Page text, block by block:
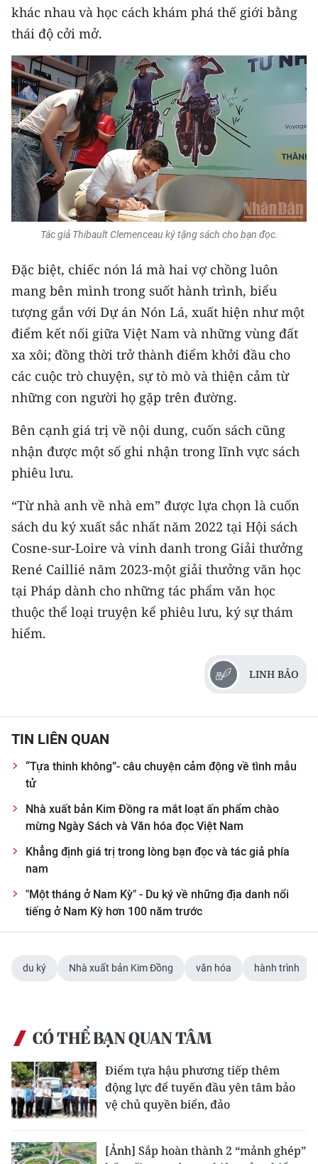
khác nhau và học cách khám phá thế giới bằng
thái độ cởi mở.
Tác giả Thibault Clemenceau ký tặng sách cho bạn đọc.
Đặc biệt, chiếc nón lá mà hai vợ chồng luôn
mang bên mình trong suốt hành trình, biểu
tượng gắn với Dự án Nón Lá, xuất hiện như một
điểm kết nối giữa Việt Nam và những vùng đất
xa xôi; đồng thời trở thành điểm khởi đầu cho
các cuộc trò chuyện, sự tò mò và thiện cảm từ
những con người họ gặp trên đường.
Bên cạnh giá trị về nội dung, cuốn sách cũng
nhận được một số ghi nhận trong lĩnh vực sách
phiêu lưu.
“Từ nhà anh về nhà em” được lựa chọn là cuốn
sách du ký xuất sắc nhất năm 2022 tại Hội sách
Cosne-sur-Loire và vinh danh trong Giải thưởng
René Caillié năm 2023-một giải thưởng văn học
tại Pháp dành cho những tác phẩm văn học
thuộc thể loại truyện kể phiêu lưu, ký sự thám
hiểm.
LINH BẢO
TIN LIÊN QUAN
“Tựa thinh không”- câu chuyện cảm động về tình mẫu
tử
Nhà xuất bản Kim Đồng ra mắt loạt ấn phẩm chào
mừng Ngày Sách và Văn hóa đọc Việt Nam
Khẳng định giá trị trong lòng bạn đọc và tác giả phía
nam
"Một tháng ở Nam Kỳ" - Du ký về những địa danh nổi
tiếng ở Nam Kỳ hơn 100 năm trước
du ký Nhà xuất bản Kim Đồng văn hóa hành trình
CÓ THỂ BẠN QUAN TÂM
Điểm tựa hậu phương tiếp thêm
động lực để tuyến đầu yên tâm bảo
vệ chủ quyền biển, đảo
[Ảnh] Sắp hoàn thành 2 “mảnh ghép”